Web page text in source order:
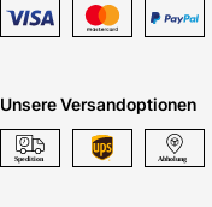
Unsere Versandoptionen